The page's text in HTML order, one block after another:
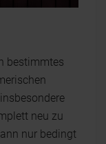
bestimmtes
neu zu
nur bedingt